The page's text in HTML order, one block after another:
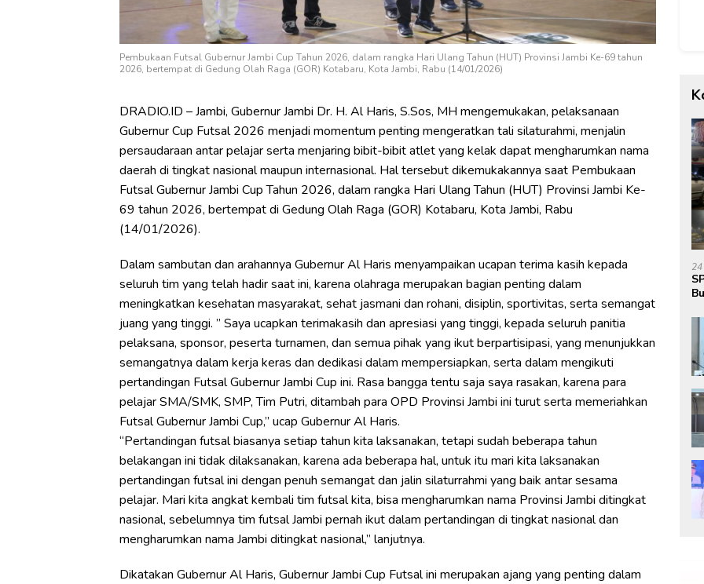
Pembukaan Futsal Gubernur Jambi Cup Tahun 2026, dalam rangka Hari Ulang Tahun (HUT) Provinsi Jambi Ke-69 tahun
2026, bertempat di Gedung Olah Raga (GOR) Kotabaru, Kota Jambi, Rabu (14/01/2026)
DRADIO.ID – Jambi, Gubernur Jambi Dr. H. Al Haris, S.Sos, MH mengemukakan, pelaksanaan
Gubernur Cup Futsal 2026 menjadi momentum penting mengeratkan tali silaturahmi, menjalin
persaudaraan antar pelajar serta menjaring bibit-bibit atlet yang kelak dapat mengharumkan nama
daerah di tingkat nasional maupun internasional. Hal tersebut dikemukakannya saat Pembukaan
Futsal Gubernur Jambi Cup Tahun 2026, dalam rangka Hari Ulang Tahun (HUT) Provinsi Jambi Ke-
69 tahun 2026, bertempat di Gedung Olah Raga (GOR) Kotabaru, Kota Jambi, Rabu
(14/01/2026).
Dalam sambutan dan arahannya Gubernur Al Haris menyampaikan ucapan terima kasih kepada
seluruh tim yang telah hadir saat ini, karena olahraga merupakan bagian penting dalam
meningkatkan kesehatan masyarakat, sehat jasmani dan rohani, disiplin, sportivitas, serta semangat
juang yang tinggi. ” Saya ucapkan terimakasih dan apresiasi yang tinggi, kepada seluruh panitia
pelaksana, sponsor, peserta turnamen, dan semua pihak yang ikut berpartisipasi, yang menunjukkan
semangatnya dalam kerja keras dan dedikasi dalam mempersiapkan, serta dalam mengikuti
pertandingan Futsal Gubernur Jambi Cup ini. Rasa bangga tentu saja saya rasakan, karena para
pelajar SMA/SMK, SMP, Tim Putri, ditambah para OPD Provinsi Jambi ini turut serta memeriahkan
Futsal Gubernur Jambi Cup,” ucap Gubernur Al Haris.
“Pertandingan futsal biasanya setiap tahun kita laksanakan, tetapi sudah beberapa tahun
belakangan ini tidak dilaksanakan, karena ada beberapa hal, untuk itu mari kita laksanakan
pertandingan futsal ini dengan penuh semangat dan jalin silaturrahmi yang baik antar sesama
pelajar. Mari kita angkat kembali tim futsal kita, bisa mengharumkan nama Provinsi Jambi ditingkat
nasional, sebelumnya tim futsal Jambi pernah ikut dalam pertandingan di tingkat nasional dan
mengharumkan nama Jambi ditingkat nasional,” lanjutnya.
Dikatakan Gubernur Al Haris, Gubernur Jambi Cup Futsal ini merupakan ajang yang penting dalam